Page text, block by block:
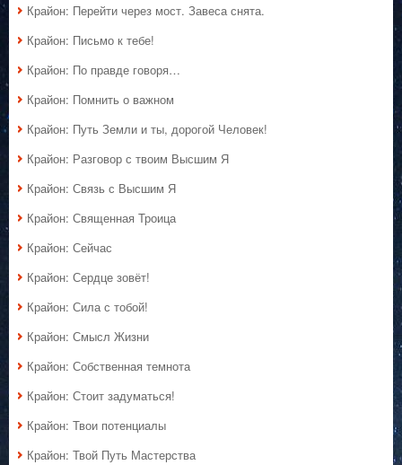
Крайон: Перейти через мост. Завеса снята.
Крайон: Письмо к тебе!
Крайон: По правде говоря…
Крайон: Помнить о важном
Крайон: Путь Земли и ты, дорогой Человек!
Крайон: Разговор с твоим Высшим Я
Крайон: Связь с Высшим Я
Крайон: Священная Троица
Крайон: Сейчас
Крайон: Сердце зовёт!
Крайон: Сила с тобой!
Крайон: Смысл Жизни
Крайон: Собственная темнота
Крайон: Стоит задуматься!
Крайон: Твои потенциалы
Крайон: Твой Путь Мастерства